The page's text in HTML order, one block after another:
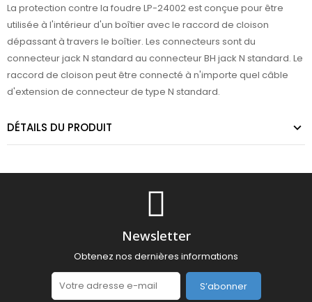
La protection contre la foudre LP-24002 est conçue pour être
utilisée à l'intérieur d'un boîtier avec le raccord de cloison
dépassant à travers le boîtier. Les connecteurs sont du
connecteur jack N standard au connecteur BH jack N standard. Le
raccord de cloison peut être connecté à n'importe quel câble
d'extension de connecteur de type N standard.
DÉTAILS DU PRODUIT
Newsletter
Obtenez nos dernières informations
S’abonner